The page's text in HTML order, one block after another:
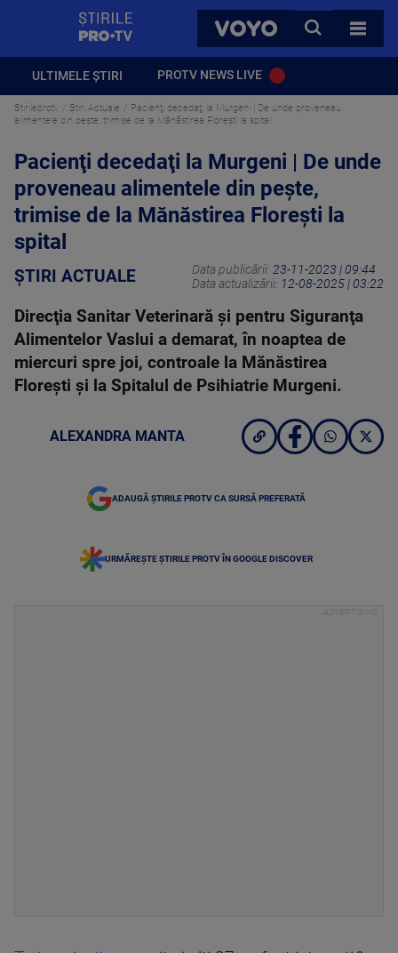
VOYO
CAUTA
TOATE
ULTIMELE ȘTIRI PROTV NEWS LIVE
Stirileprotv Știri Actuale
Pacienţi decedaţi la Murgeni | De unde proveneau
alimentele din peşte, trimise de la Mănăstirea Floreşti la spital
Pacienţi decedaţi la Murgeni | De unde
proveneau alimentele din peşte,
trimise de la Mănăstirea Floreşti la
spital
ȘTIRI ACTUALE Data publicării: 23-11-2023 | 09:44
Data actualizării: 12-08-2025 | 03:22
Direcţia Sanitar Veterinară şi pentru Siguranţa
Alimentelor Vaslui a demarat, în noaptea de
miercuri spre joi, controale la Mănăstirea
Floreşti şi la Spitalul de Psihiatrie Murgeni.
ALEXANDRA MANTA
ADAUGĂ ȘTIRILE PROTV CA SURSĂ PREFERATĂ
URMĂREȘTE ȘTIRILE PROTV ÎN GOOGLE DISCOVER